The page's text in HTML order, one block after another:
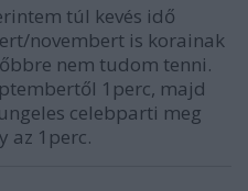
túl kevés idő
novembert is korainak
nem tudom tenni.
1perc, majd
celebparti meg
az 1perc.